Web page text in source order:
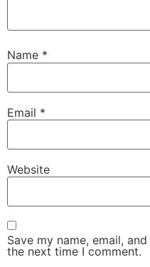
Name *
Email *
Website
Save my name, email,
the next time I comment.